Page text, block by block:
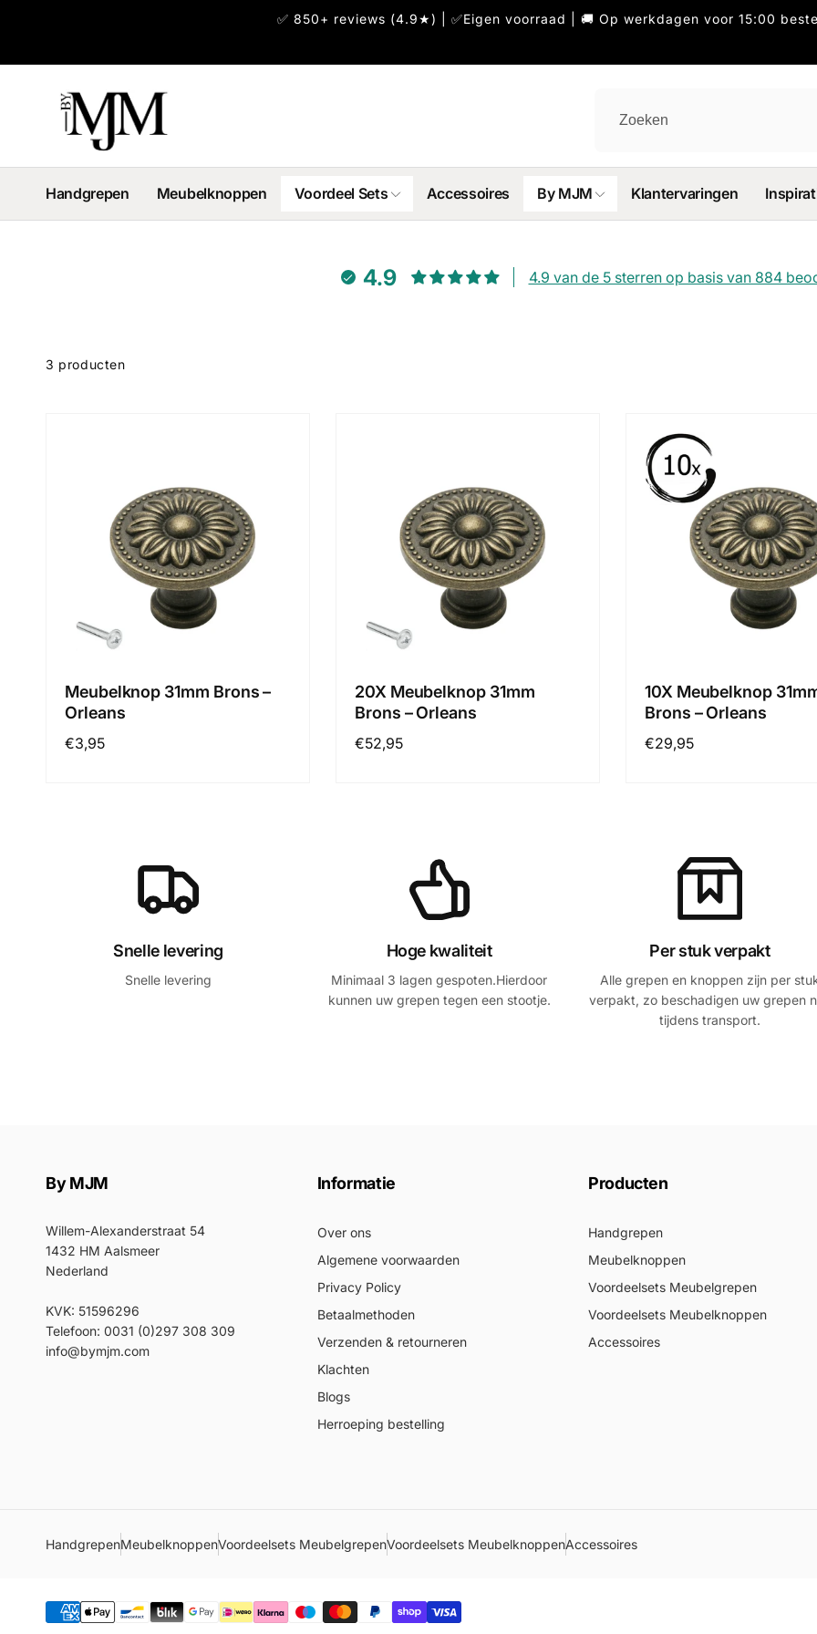
✅ 850+ reviews (4.9★) | ✅Eigen voorraad | 🚚 Op werkdagen voor 15:00
Handgrepen Meubelknoppen Voordeel Sets Accessoires By MJM Klantervaringen
4.9 4.9 van de 5 sterren op basis van 884
3 producten
Meubelknop 31mm Brons –
Orleans
Normale
€3,95
20X Meubelknop 31mm
Brons – Orleans
Normale
€52,95
10X Meubelknop
Brons – Orleans
Normale
€29,95
Snelle levering
Snelle levering
Hoge kwaliteit
Minimaal 3 lagen gespoten.Hierdoor
kunnen uw grepen tegen een stootje.
Per stuk verpakt
Alle grepen en knoppen zijn per
verpakt, zo beschadigen uw grepen
tijdens transport.
By MJM
Willem-Alexanderstraat 54
1432 HM Aalsmeer
Nederland
KVK: 51596296
Telefoon: 0031 (0)297 308 309
info@bymjm.com
Informatie
Over ons
Algemene voorwaarden
Privacy Policy
Betaalmethoden
Verzenden & retourneren
Klachten
Blogs
Herroeping bestelling
Producten
Handgrepen
Meubelknoppen
Voordeelsets Meubelgrepen
Voordeelsets Meubelknoppen
Accessoires
HandgrepenMeubelknoppenVoordeelsets MeubelgrepenVoordeelsets MeubelknoppenAccessoires
Betaalmethoden